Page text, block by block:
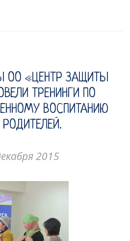
ОО «ЦЕНТР ЗАЩИТЫ
ТРЕНИНГИ ПО
ВОСПИТАНИЮ
2015